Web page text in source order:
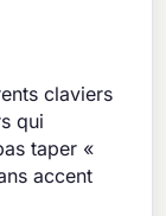
claviers
qui
taper «
accent